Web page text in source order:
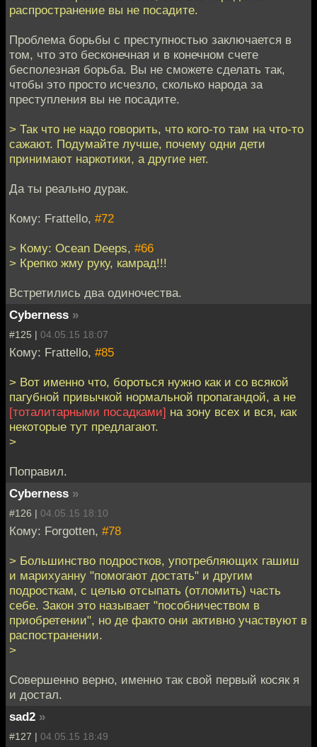
распространение вы не посадите.
Проблема борьбы с преступностью заключается в
том, что это бесконечная и в конечном счете
бесполезная борьба. Вы не сможете сделать так,
чтобы это просто исчезло, сколько народа за
преступления вы не посадите.
> Так что не надо говорить, что кого-то там на что-то
сажают. Подумайте лучше, почему одни дети
принимают наркотики, а другие нет.
Да ты реально дурак.
Кому: Frattello, #72
> Кому: Ocean Deeps, #66
> Крепко жму руку, камрад!!!
Встретились два одиночества.
Cyberness »
#125 | 04.05.15 18:07
Кому: Frattello, #85
> Вот именно что, бороться нужно как и со всякой
пагубной привычкой нормальной пропагандой, а не
[тоталитарными посадками] на зону всех и вся, как
некоторые тут предлагают.
>
Поправил.
Cyberness »
#126 | 04.05.15 18:10
Кому: Forgotten, #78
> Большинство подростков, употребляющих гашиш
и марихуанну "помогают достать" и другим
подросткам, с целью отсыпать (отломить) часть
себе. Закон это называет "пособничеством в
приобретении", но де факто они активно участвуют в
распостранении.
>
Совершенно верно, именно так свой первый косяк я
и достал.
sad2 »
#127 | 04.05.15 18:49